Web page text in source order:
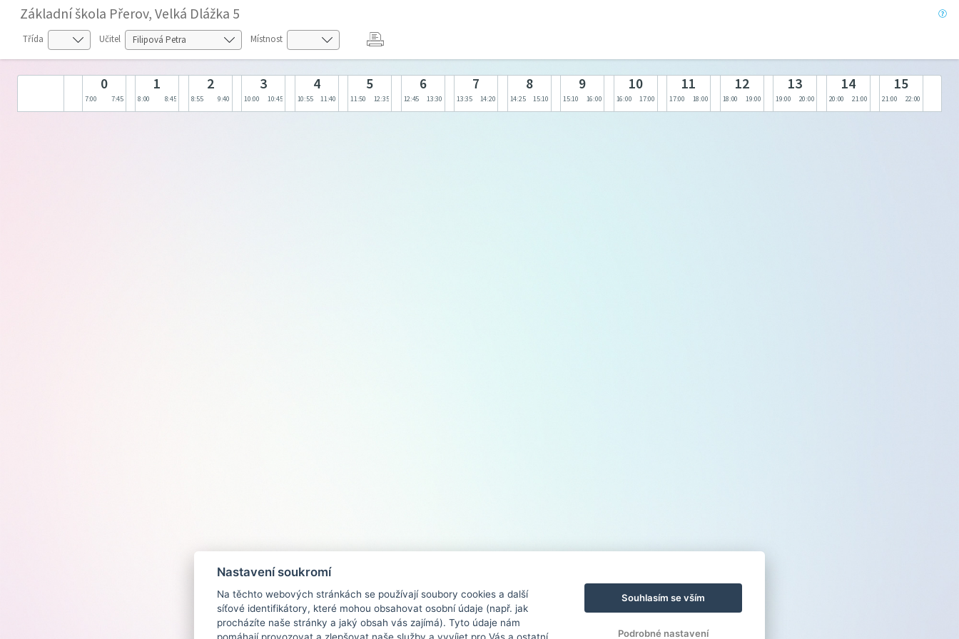
Základní škola Přerov, Velká Dlážka 5
Třída Učitel Místnost
0
7:00 7:45
1
8:00 8:45
2
8:55 9:40
3
10:00 10:45
4
10:55 11:40
5
11:50 12:35
6
12:45 13:30
7
13:35 14:20
8
14:25 15:10
9
15:10 16:00
10
16:00 17:00
11
17:00 18:00
12
18:00 19:00
13
19:00 20:00
14
20:00 21:00
15
21:00 22:00
Nastavení soukromí
Na těchto webových stránkách se používají soubory cookies a další
síťové identifikátory, které mohou obsahovat osobní údaje (např. jak
procházíte naše stránky a jaký obsah vás zajímá). Tyto údaje nám
Souhlasím se vším
Podrobné nastavení